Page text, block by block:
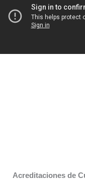
Acreditaciones de